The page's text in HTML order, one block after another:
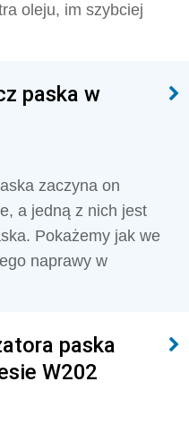
oleju, im szybciej
paska w
zaczyna on
a jedną z nich jest
Pokażemy jak we
naprawy w
paska
W202